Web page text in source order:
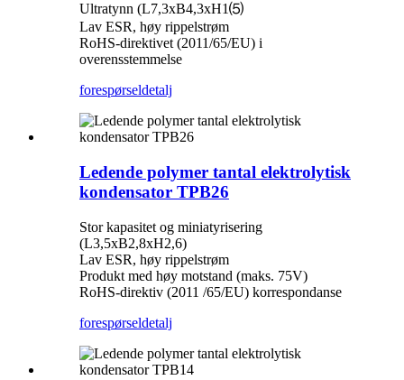
Ultratynn (L7,3xB4,3xH1⑸
Lav ESR, høy rippelstrøm
RoHS-direktivet (2011/65/EU) i
overensstemmelse
forespørseldetalj
Ledende polymer tantal elektrolytisk
kondensator TPB26
Stor kapasitet og miniatyrisering
(L3,5xB2,8xH2,6)
Lav ESR, høy rippelstrøm
Produkt med høy motstand (maks. 75V)
RoHS-direktiv (2011 /65/EU) korrespondanse
forespørseldetalj